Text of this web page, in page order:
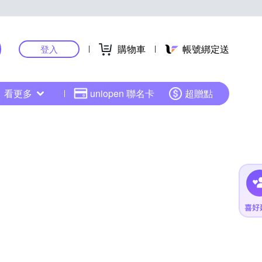
登入 購物車 帳號綁定送
看更多 uniopen 聯名卡 超贈點